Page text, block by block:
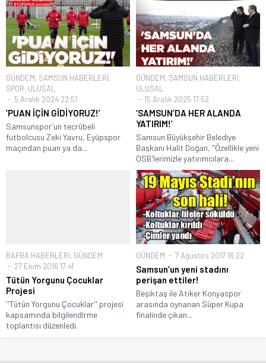
GÜNDEM, SAMSUN HABERLERİ,
SPOR, ULUSAL
5 Aralık 2024 22:51
‘PUAN İÇİN GİDİYORUZ!’
Samsunspor’un tecrübeli
futbolcusu Zeki Yavru, Eyüpspor
maçından puan ya da...
GÜNDEM, SAMSUN HABERLERİ,
ULUSAL
15 Aralık 2025 17:52
‘SAMSUN’DA HER ALANDA
YATIRIM!’
Samsun Büyükşehir Belediye
Başkanı Halit Doğan, "Özellikle yeni
OSB'lerimizle yatırımcılara...
BAFRA HABERLERİ, GÜNDEM
27 Ekim 2016 17:41
Tütün Yorgunu Çocuklar
Projesi
''Tütün Yorgunu Çocuklar'' projesi
kapsamında bilgilendirme
toplantısı düzenledi.
GÜNDEM 7 Ağustos 2017 16:22
Samsun’un yeni stadını
perişan ettiler!
Beşiktaş ile Atiker Konyaspor
arasında oynanan Süper Kupa
finalinde çıkan...